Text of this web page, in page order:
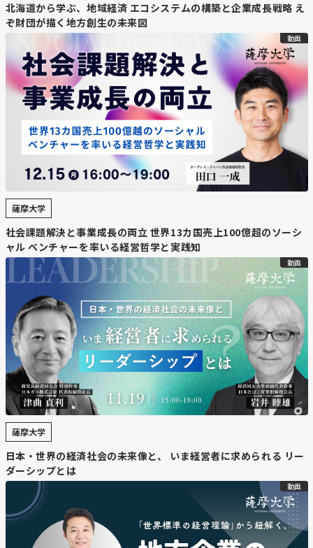
北海道から学ぶ、地域経済 エコシステムの構築と企業成長戦略 え
ぞ財団が描く地方創生の未来図
動画
薩摩大学
社会課題解決と事業成長の両立 世界13カ国売上100億超のソーシ
ャル ベンチャーを率いる経営哲学と実践知
動画
薩摩大学
日本・世界の経済社会の未来像と、 いま経営者に求められる リー
ダーシップとは
動画